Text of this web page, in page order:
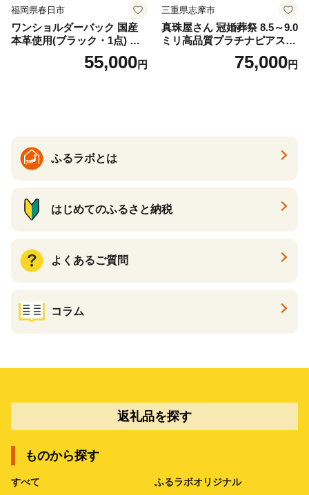
福岡県春日市
ワンショルダーバック 国産
本革使用(ブラック・1点) 鞄
バック バッグ カバン レザー
国産 日本製 牛革 黒 革 革製
55,000円
三重県志摩市
真珠屋さん 冠婚葬祭 8.5～9.0
ミリ高品質プラチナピアス P
t900 志摩産アコヤ真珠 ブラ
ックパール 黒真珠75,000円
ふるラボとは
はじめてのふるさと納税
よくあるご質問
コラム
返礼品を探す
ものから探す
すべて ふるラボオリジナル